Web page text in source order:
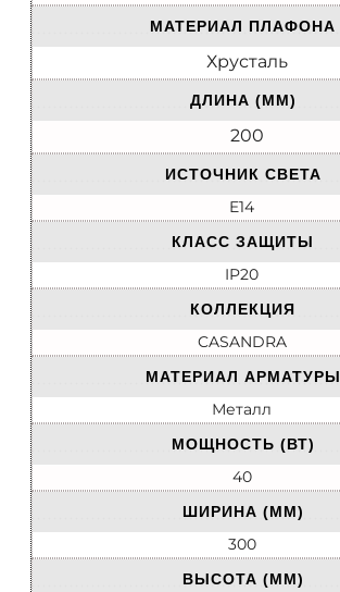
МАТЕРИАЛ ПЛАФОНА
Хрусталь
ДЛИНА (ММ)
200
ИСТОЧНИК СВЕТА
E14
КЛАСС ЗАЩИТЫ
IP20
КОЛЛЕКЦИЯ
CASANDRA
МАТЕРИАЛ АРМАТУРЫ
Металл
МОЩНОСТЬ (ВТ)
40
ШИРИНА (ММ)
300
ВЫСОТА (ММ)